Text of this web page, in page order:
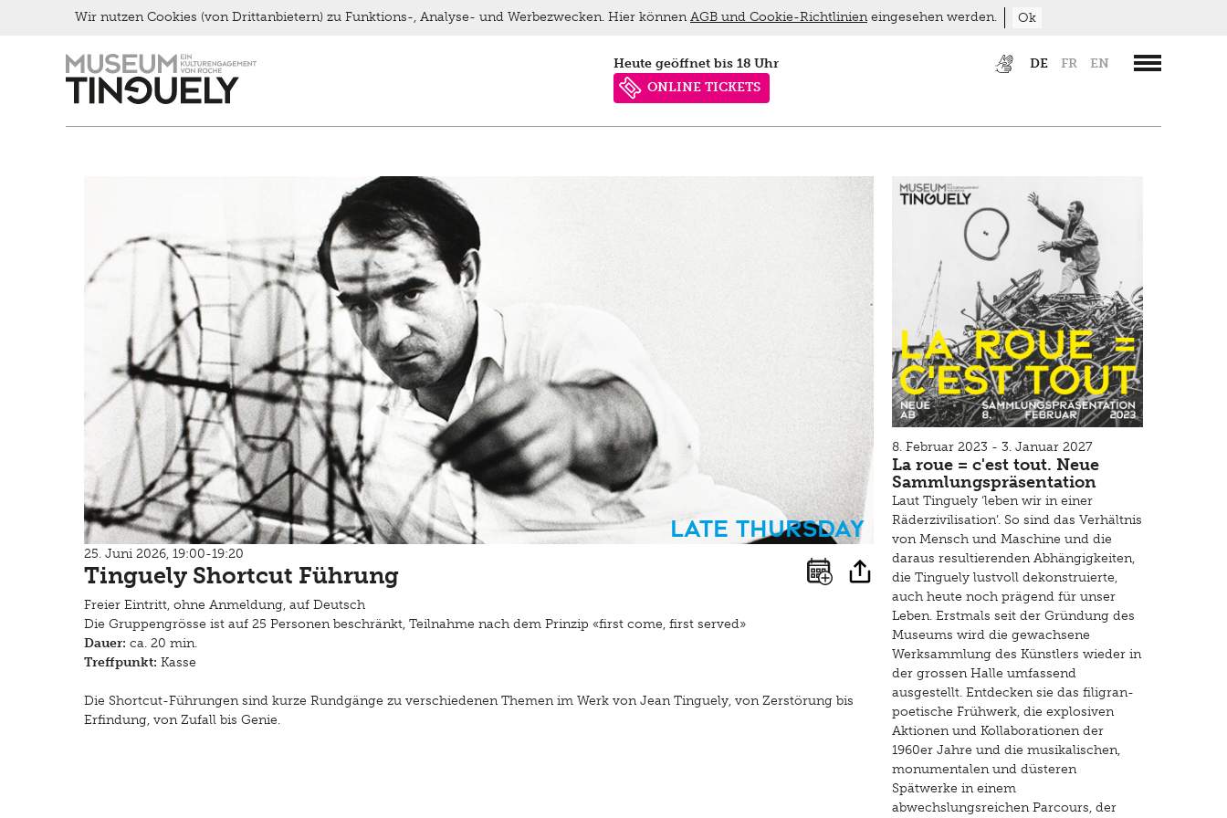
Hauptnavigation
DE FR EN
heute geöffnet bis 18 Uhr
ONLINE TICKETS
Late Thursday
25. Juni 2026, 19:00-19:20
Tinguely Shortcut Führung
Freier Eintritt, ohne Anmeldung, auf Deutsch
Die Gruppengrösse ist auf 25 Personen beschränkt, Teilnahme nach dem Prinzip «first come, first served»
Dauer: ca. 20 min.
Treffpunkt: Kasse
Die Shortcut-Führungen sind kurze Rundgänge zu verschiedenen Themen im Werk von Jean Tinguely, von Zerstörung bis
Erfindung, von Zufall bis Genie.
8. Februar 2023 - 3. Januar 2027
La roue = c'est tout. Neue
Sammlungspräsentation
Laut Tinguely ‘leben wir in einer
Räderzivilisation’. So sind das Verhältnis
von Mensch und Maschine und die
daraus resultierenden Abhängigkeiten,
die Tinguely lustvoll dekonstruierte,
auch heute noch prägend für unser
Leben. Erstmals seit der Gründung des
Museums wird die gewachsene
Werksammlung des Künstlers wieder in
der grossen Halle umfassend
ausgestellt. Entdecken sie das filigran-
poetische Frühwerk, die explosiven
Aktionen und Kollaborationen der
1960er Jahre und die musikalischen,
monumentalen und düsteren
Spätwerke in einem
abwechslungsreichen Parcours, der
Wir nutzen Cookies (von Drittanbietern) zu Funktions-, Analyse- und Werbezwecken. Hier könnenAGB und Cookie-Richtlinieneingesehen werden. Ok